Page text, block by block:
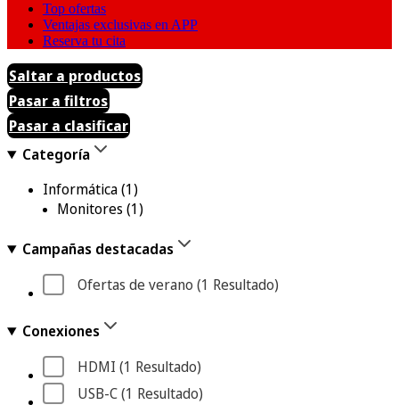
Top ofertas
Ventajas exclusivas en APP
Reserva tu cita
Saltar a productos
Pasar a filtros
Pasar a clasificar
Categoría
Informática(1)
Monitores (1)
Campañas destacadas
Ofertas de verano (1 Resultado)
Conexiones
HDMI (1 Resultado)
USB-C (1 Resultado)